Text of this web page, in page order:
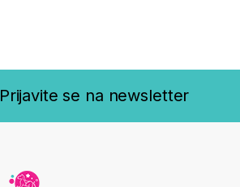
Prijavite se na newsletter